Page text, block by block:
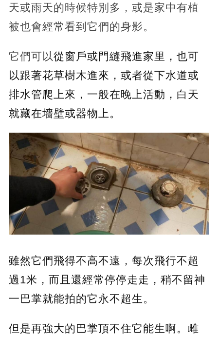
天或雨天的時候特別多，或是家中有植
被也會經常看到它們的身影。
它們可以從窗戶或門縫飛進家里，也可
以跟著花草樹木進來，或者從下水道或
排水管爬上來，一般在晚上活動，白天
就藏在墻壁或器物上。
雖然它們飛得不高不遠，每次飛行不超
過1米，而且還經常停停走走，稍不留神
一巴掌就能拍的它永不超生。
但是再強大的巴掌頂不住它能生啊。雌